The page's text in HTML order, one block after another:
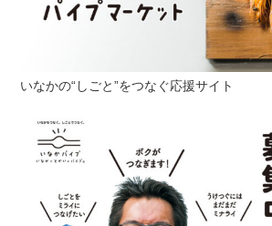
いなかの“しごと”をつなぐ応援サイト